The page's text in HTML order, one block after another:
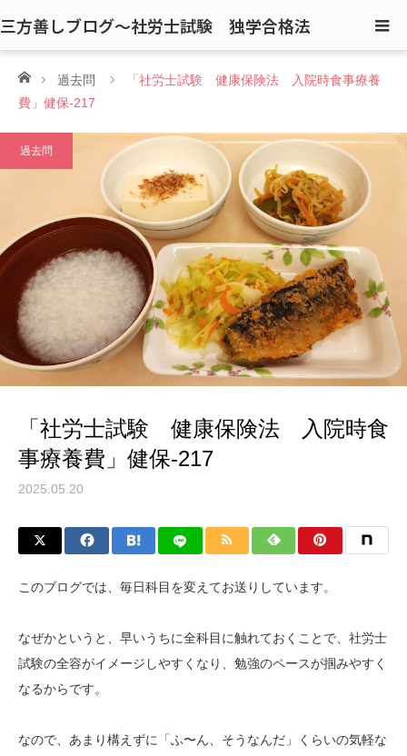
三方善しブログ〜社労士試験 独学合格法
ホーム過去問
「社労士試験 健康保険法 入院時食事療養
費」健保-217
過去問
「社労士試験 健康保険法 入院時食
事療養費」健保-217
2025.05.20
このブログでは、毎日科目を変えてお送りしています。
なぜかというと、早いうちに全科目に触れておくことで、社労士
試験の全容がイメージしやすくなり、勉強のペースが掴みやすく
なるからです。
なので、あまり構えずに「ふ〜ん、そうなんだ」くらいの気軽な